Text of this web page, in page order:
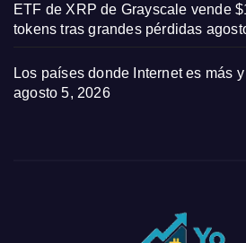
ETF de XRP de Grayscale vende
tokens tras grandes pérdidas
Los países donde Internet es más
agosto 5, 2026